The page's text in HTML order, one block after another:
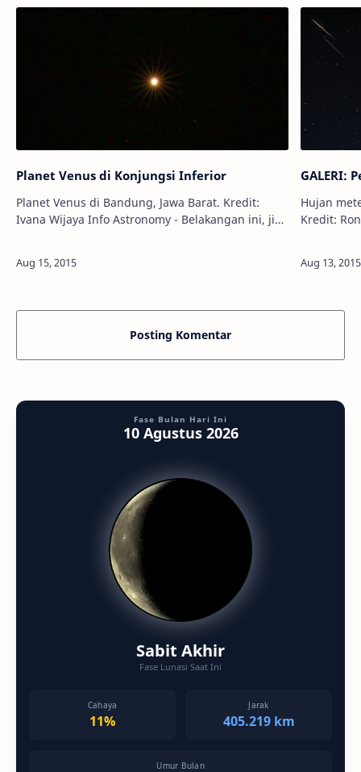
Planet Venus di Konjungsi Inferior
Planet Venus di Bandung, Jawa Barat. Kredit:
Ivana Wijaya Info Astronomy - Belakangan ini, jika
GALERI:
Hujan
Kredit: Ronny Tertnes
Posting Komentar
Fase Bulan Hari Ini
10 Agustus 2026
Sabit Akhir
Fase Lunasi Saat Ini
Cahaya
11%
Jarak
405.219 km
Umur Bulan